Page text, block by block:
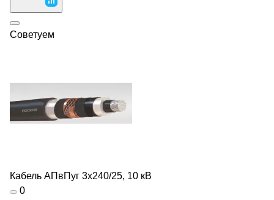
Советуем
Кабель АПвПуг 3х240/25, 10 кВ
0